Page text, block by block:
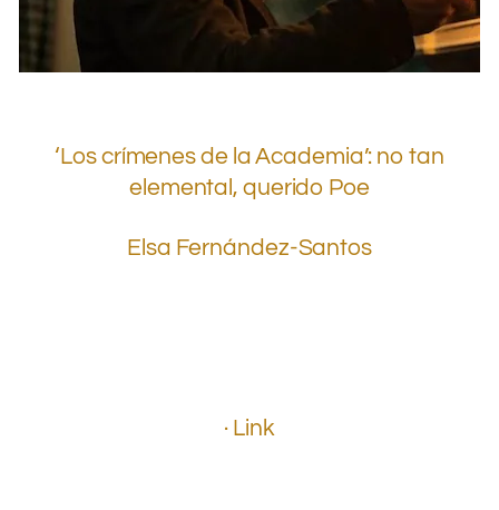
‘Los crímenes de la Academia’: no tan
elemental, querido Poe
Elsa Fernández-Santos
· Link